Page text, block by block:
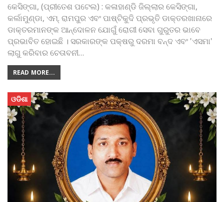
କେସିଙ୍ଗା, (ପ୍ରୀତେଶ ପଟେଲ) : କଳାହାଣ୍ଡି ଜିଲ୍ଲାର କେସିଙ୍ଗା,
କର୍ଲାମୁଣ୍ଡା, ଏମ୍. ରାମପୁର ଏବଂ ପାଷ୍ଟିକୁଦି ପ୍ରଭୃତି ଡାକ୍ତରଖାନାରେ
ଡାକ୍ତରମାନଙ୍କ ଆନ୍ଦୋଳନ ଯୋଗୁଁ ରୋଗୀ ସେବା ଗୁରୁତର ଭାବେ
ପ୍ରଭାବିତ ହୋଇଛି । ସରକାରଙ୍କ ପକ୍ଷରୁ ଦରମା ବନ୍ଦ ଏବଂ 'ଏସମା'
ଲାଗୁ କରିବାର ଚେତାବନୀ…
READ MORE...
ଓଡିଶା